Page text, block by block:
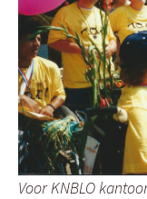
Voor KNBLO